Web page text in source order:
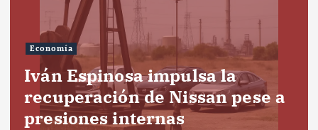
Economía
Iván Espinosa impulsa la
recuperación de Nissan pese a
presiones internas